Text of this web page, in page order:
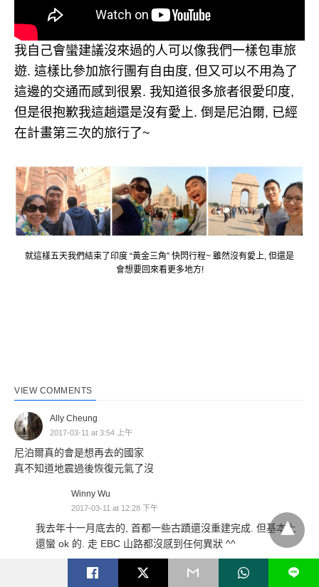
我自己會蠻建議沒來過的人可以像我們一樣包車旅
遊. 這樣比參加旅行團有自由度, 但又可以不用為了
這邊的交通而感到很累. 我知道很多旅者很愛印度,
但是很抱歉我這趟還是沒有愛上. 倒是尼泊爾, 已經
在計畫第三次的旅行了~
就這樣五天我們結束了印度 “黃金三角” 快閃行程~ 雖然沒有愛上, 但還是
會想要回來看更多地方!
VIEW COMMENTS
Ally Cheung
2017-03-11 at 3:54 上午
尼泊爾真的會是想再去的國家
真不知道地震過後恢復元氣了沒
Winny Wu
2017-03-11 at 12:28 下午
我去年十一月底去的, 首都一些古蹟還沒重建完成. 但基本上
還蠻 ok 的. 走 EBC 山路都沒感到任何異狀 ^^
L